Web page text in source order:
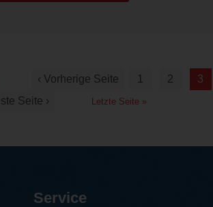
‹ Vorherige Seite 1 2
3
Seite › Letzte Seite »
Service